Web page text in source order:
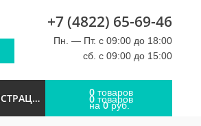
+7 (4822) 65-69-46
Пн. — Пт. с 09:00 до 18:00
сб. с 09:00 до 15:00
ВХОД / РЕГИСТРАЦИЯ 0 товаров
0 товаров
на0руб.